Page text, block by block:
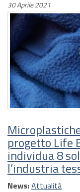
30 Aprile 2021
progetto Life
individua 8
l’industria
News:Attualità